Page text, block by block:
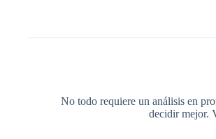
No todo requiere un análisis en
decidir mejor.